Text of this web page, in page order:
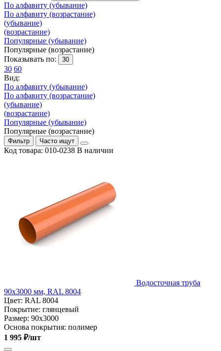
По алфавиту (убывание)
По алфавиту (возрастание)
(убывание)
(возрастание)
Популярные (убывание)
Популярные (возрастание)
Показывать по:
30
30 60
Вид:
По алфавиту (убывание)
По алфавиту (возрастание)
(убывание)
(возрастание)
Популярные (убывание)
Популярные (возрастание)
Фильтр Часто ищут
Код товара: 010-0238 В наличии
Водосточная труба
90х3000 мм, RAL 8004
Цвет: RAL 8004
Покрытие: глянцевый
Размер: 90х3000
Основа покрытия: полимер
1 995 ₽/шт